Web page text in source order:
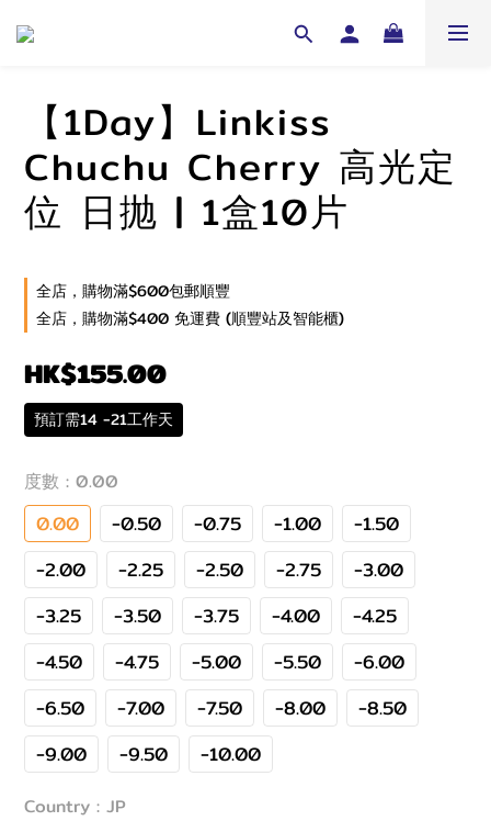
【1Day】Linkiss
Chuchu Cherry 高光定
位 日抛 | 1盒10片
全店，購物滿$600包郵順豐
全店，購物滿$400 免運費 (順豐站及智能櫃)
HK$155.00
預訂需14 -21工作天
度數 : 0.00
0.00 -0.50 -0.75 -1.00
-1.50
-2.00
-2.25 -2.50 -2.75
-3.00
-3.25
-3.50 -3.75 -4.00
-4.25
-4.50
-4.75 -5.00 -5.50
-6.00
-6.50
-7.00 -7.50 -8.00
-8.50
-9.00
-9.50 -10.00
Country : JP